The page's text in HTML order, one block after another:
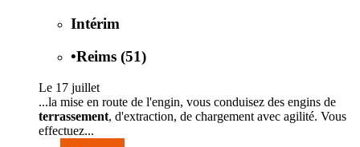
Intérim
•Reims (51)
Le 17 juillet
...la mise en route de l'engin, vous conduisez des engins de
terrassement, d'extraction, de chargement avec agilité. Vous
effectuez...